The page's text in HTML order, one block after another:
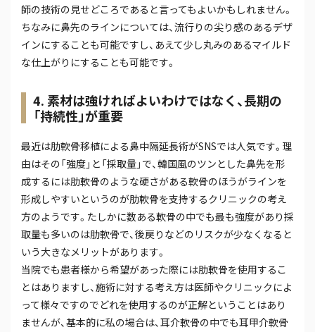
師の技術の見せどころであると言ってもよいかもしれません。
ちなみに鼻先のラインについては、流行りの尖り感のあるデザ
インにすることも可能ですし、あえて少し丸みのあるマイルド
な仕上がりにすることも可能です。
4. 素材は強ければよいわけではなく、長期の
「持続性」が重要
最近は肋軟骨移植による鼻中隔延長術がSNSでは人気です。理
由はその「強度」と「採取量」で、韓国風のツンとした鼻先を形
成するには肋軟骨のような硬さがある軟骨のほうがラインを
形成しやすいというのが肋軟骨を支持するクリニックの考え
方のようです。たしかに数ある軟骨の中でも最も強度があり採
取量も多いのは肋軟骨で、後戻りなどのリスクが少なくなると
いう大きなメリットがあります。
当院でも患者様から希望があった際には肋軟骨を使用するこ
とはありますし、施術に対する考え方は医師やクリニックによ
って様々ですのでどれを使用するのが正解ということはあり
ませんが、基本的に私の場合は、耳介軟骨の中でも耳甲介軟骨